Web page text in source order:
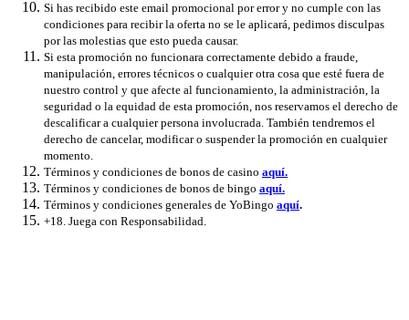
Si has recibido este email promocional por error y no cumple con las
condiciones para recibir la oferta no se le aplicará, pedimos disculpas
por las molestias que esto pueda causar.
Si esta promoción no funcionara correctamente debido a fraude,
manipulación, errores técnicos o cualquier otra cosa que esté fuera de
nuestro control y que afecte al funcionamiento, la administración, la
seguridad o la equidad de esta promoción, nos reservamos el derecho de
descalificar a cualquier persona involucrada. También tendremos el
derecho de cancelar, modificar o suspender la promoción en cualquier
momento.
Términos y condiciones de bonos de casino aquí.
Términos y condiciones de bonos de bingo aquí.
Términos y condiciones generales de YoBingo aquí.
+18. Juega con Responsabilidad.